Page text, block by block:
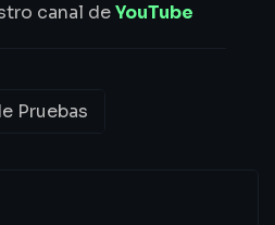
canal deYouTube
Pruebas